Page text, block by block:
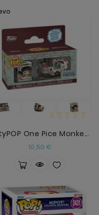
BittyPOP One Pice Monkey D.Luffy Y Thousand Sunny
10,50 €Precio